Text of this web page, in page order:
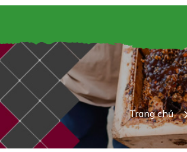
Trang chủ